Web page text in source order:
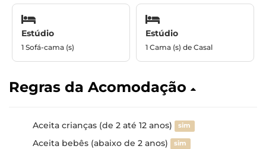
Estúdio
1 Sofá-cama (s)
Estúdio
1 Cama (s) de Casal
Regras da Acomodação
Aceita crianças (de 2 até 12 anos) sim
Aceita bebês (abaixo de 2 anos) sim